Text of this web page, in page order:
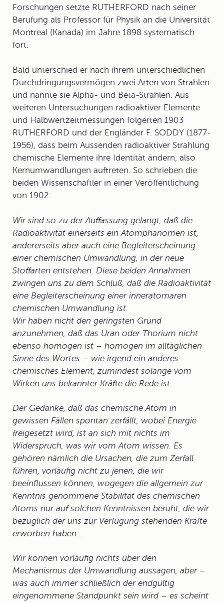
Forschungen setzte RUTHERFORD nach seiner
Berufung als Professor für Physik an die Universität
Montreal (Kanada) im Jahre 1898 systematisch
fort.
Bald unterschied er nach ihrem unterschiedlichen
Durchdringungsvermögen zwei Arten von Strahlen
und nannte sie Alpha- und Beta-Strahlen. Aus
weiteren Untersuchungen radioaktiver Elemente
und Halbwertzeitmessungen folgerten 1903
RUTHERFORD und der Engländer F. SODDY (1877-
1956), dass beim Aussenden radioaktiver Strahlung
chemische Elemente ihre Identität ändern, also
Kernumwandlungen auftreten. So schrieben die
beiden Wissenschaftler in einer Veröffentlichung
von 1902:
Wir sind so zu der Auffassung gelangt, daß die
Radioaktivität einerseits ein Atomphänomen ist,
andererseits aber auch eine Begleiterscheinung
einer chemischen Umwandlung, in der neue
Stoffarten entstehen. Diese beiden Annahmen
zwingen uns zu dem Schluß, daß die Radioaktivität
eine Begleiterscheinung einer inneratomaren
chemischen Umwandlung ist.
Wir haben nicht den geringsten Grund
anzunehmen, daß das Uran oder Thorium nicht
ebenso homogen ist – homogen im alltäglichen
Sinne des Wortes – wie irgend ein anderes
chemisches Element, zumindest solange vom
Wirken uns bekannter Kräfte die Rede ist.
Der Gedanke, daß das chemische Atom in
gewissen Fällen spontan zerfällt, wobei Energie
freigesetzt wird, ist an sich mit nichts im
Widerspruch, was wir vom Atom wissen. Es
gehören nämlich die Ursachen, die zum Zerfall
führen, vorläufig nicht zu jenen, die wir
beeinflussen können, wogegen die allgemein zur
Kenntnis genommene Stabilität des chemischen
Atoms nur auf solchen Kenntnissen beruht, die wir
bezüglich der uns zur Verfügung stehenden Kräfte
erworben haben...
Wir können vorläufig nichts über den
Mechanismus der Umwandlung aussagen, aber –
was auch immer schließlich der endgültig
eingenommene Standpunkt sein wird – es scheint